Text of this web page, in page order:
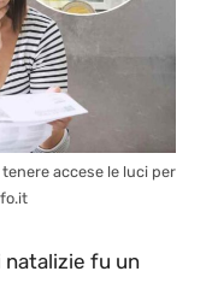
accese le luci per
natalizie fu un